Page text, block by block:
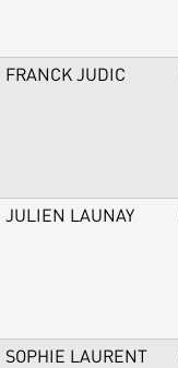
FRANCK JUDIC
JULIEN LAUNAY
SOPHIE LAURENT